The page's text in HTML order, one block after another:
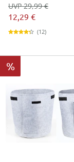
12,29 €
UVP 29,99 €
(12)
%